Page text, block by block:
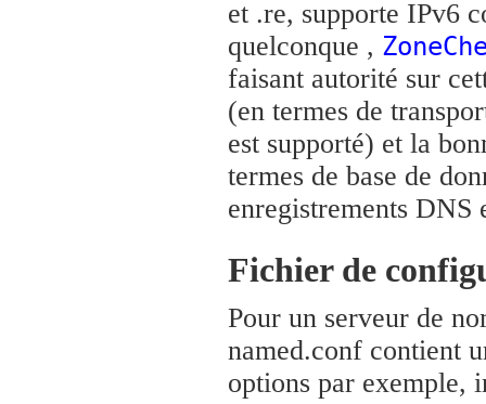
et .re, supporte IPv6
quelconque ,
faisant autorité sur
(en termes de
est supporté) et la
termes de base de
enregistrements DNS
Fichier de
Pour un serveur de
named.conf contient
options par exemple,